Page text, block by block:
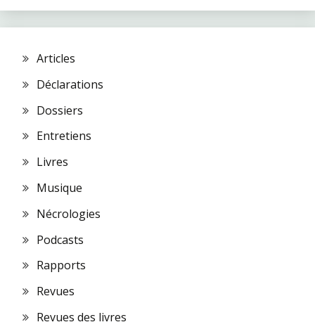
Articles
Déclarations
Dossiers
Entretiens
Livres
Musique
Nécrologies
Podcasts
Rapports
Revues
Revues des livres